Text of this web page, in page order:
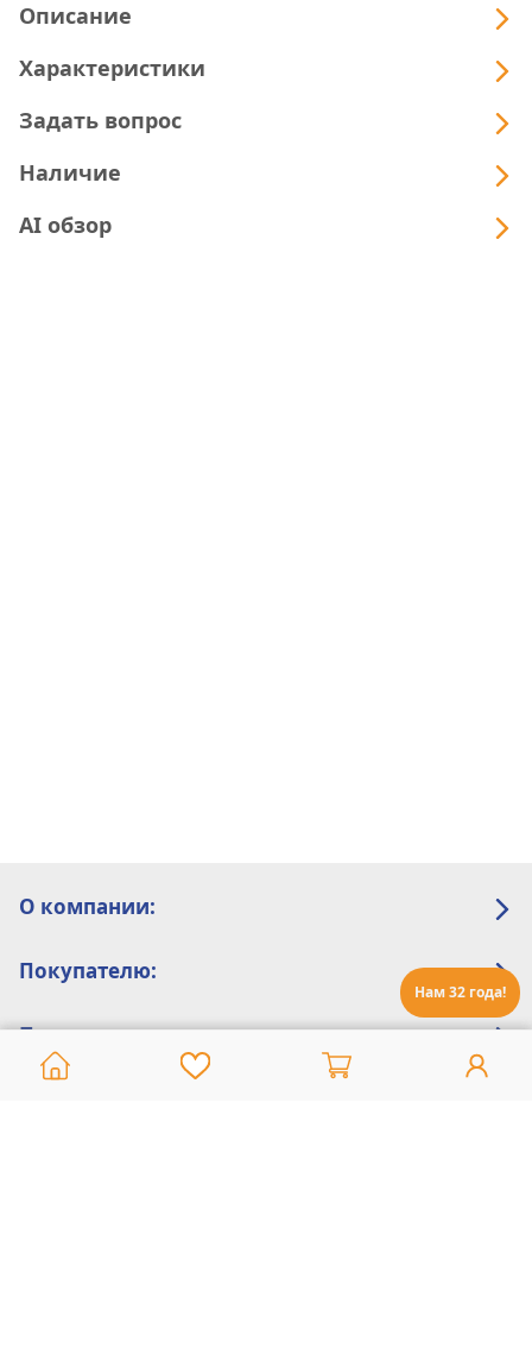
Нам 32 года!
Описание
Характеристики
Задать вопрос
Наличие
AI обзор
О компании:
Покупателю:
Помощь: